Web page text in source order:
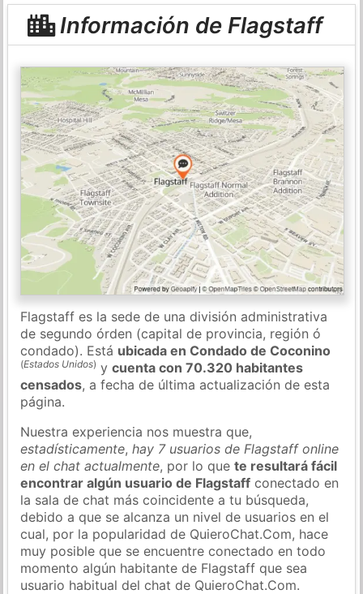
Información de Flagstaff
Flagstaff es la sede de una división administrativa
de segundo órden (capital de provincia, región ó
condado). Está ubicada en Condado de Coconino
(Estados Unidos) ycuenta con 70.320 habitantes
censados, a fecha de última actualización de esta
página.
Nuestra experiencia nos muestra que,
estadísticamente,hay 7 usuarios de Flagstaff online
en el chat actualmente, por lo quete resultará fácil
encontrar algún usuario de Flagstaff conectado en
la sala de chat más coincidente a tu búsqueda,
debido a que se alcanza un nivel de usuarios en el
cual, por la popularidad de QuieroChat.Com, hace
muy posible que se encuentre conectado en todo
momento algún habitante de Flagstaff que sea
usuario habitual del chat de QuieroChat.Com.